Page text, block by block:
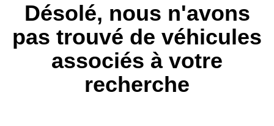
Désolé, nous n'avons
pas trouvé de véhicules
associés à votre
recherche